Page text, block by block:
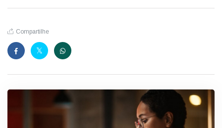
Compartilhe